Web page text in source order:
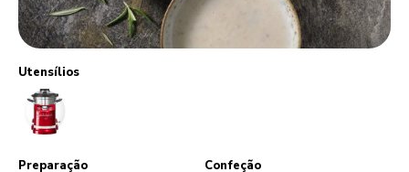
Utensílios
CookProcessor
Preparação
Confeção